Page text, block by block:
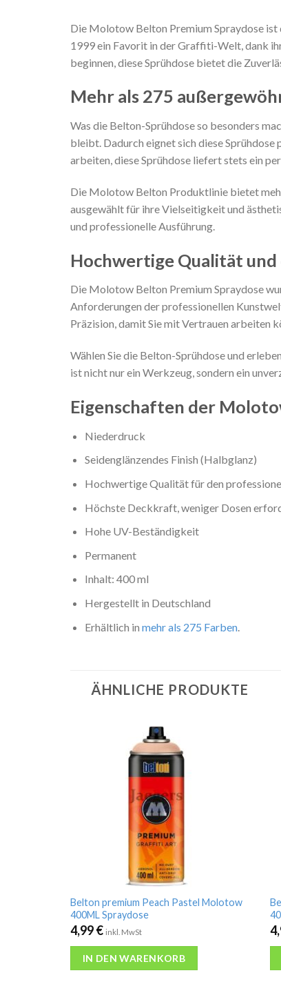
Die Molotow Belton Premium Spraydose
1999 ein Favorit in der Graffiti-Welt, dank
beginnen, diese Sprühdose bietet die
Mehr als 275
Was die Belton-Sprühdose so besonders
bleibt. Dadurch eignet sich diese
arbeiten, diese Sprühdose liefert stets ein
Die Molotow Belton Produktlinie bietet
ausgewählt für ihre Vielseitigkeit und
und professionelle Ausführung.
Hochwertige Qualität
Die Molotow Belton Premium Spraydose
Anforderungen der professionellen
Präzision, damit Sie mit Vertrauen arbeiten
Wählen Sie die Belton-Sprühdose und
ist nicht nur ein Werkzeug, sondern ein
Eigenschaften der
Niederdruck
Seidenglänzendes Finish (Halbglanz)
Hochwertige Qualität für den
Höchste Deckkraft, weniger Dosen
Hohe UV-Beständigkeit
Permanent
Inhalt: 400 ml
Hergestellt in Deutschland
Erhältlich in mehr als 275 Farben.
ÄHNLICHE PRODUKTE
Belton premium Peach Pastel Molotow
400ML Spraydose
4,99€ inkl. MwSt
IN DEN WARENKORB